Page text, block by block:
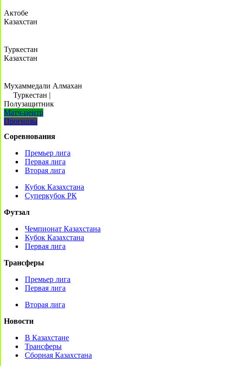
Актобе
Казахстан
Туркестан
Казахстан
Мухаммедали Алмахан
Туркестан |
Полузащитник
Матч-центр
Прогнозы
Соревнования
Премьер лига
Первая лига
Вторая лига
Кубок Казахстана
Суперкубок РК
Футзал
Чемпионат Казахстана
Кубок Казахстана
Первая лига
Трансферы
Премьер лига
Первая лига
Вторая лига
Новости
В Казахстане
Трансферы
Сборная Казахстана